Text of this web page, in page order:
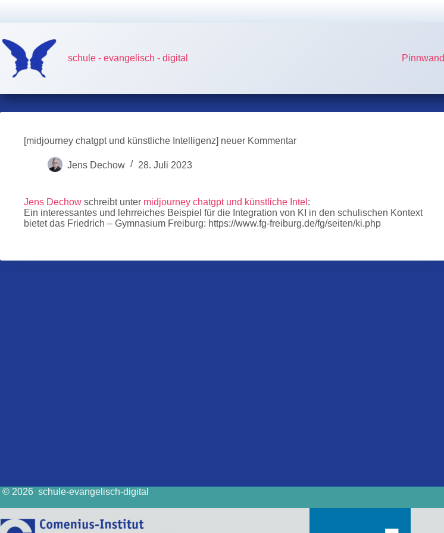
schule - evangelisch - digital Pinnwand
[midjourney chatgpt und künstliche Intelligenz] neuer Kommentar
Jens Dechow 28. Juli 2023
Jens Dechow schreibt unter midjourney chatgpt und künstliche Intel :
Ein interessantes und lehrreiches Beispiel für die Integration von KI in den schulischen Kontext
bietet das Friedrich – Gymnasium Freiburg: https://www.fg-freiburg.de/fg/seiten/ki.php
© 2026 schule-evangelisch-digital